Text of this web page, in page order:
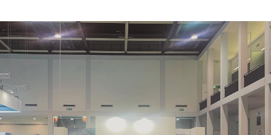
Sustainability
Contacts